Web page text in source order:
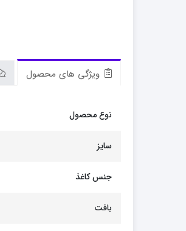
ویژگی های محصول
نوع محصول
سایز
جنس کاغذ
بافت